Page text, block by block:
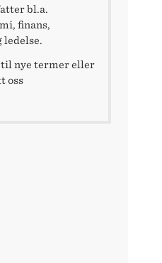
bl.a.
finans,
ledelse.
nye termer eller
oss